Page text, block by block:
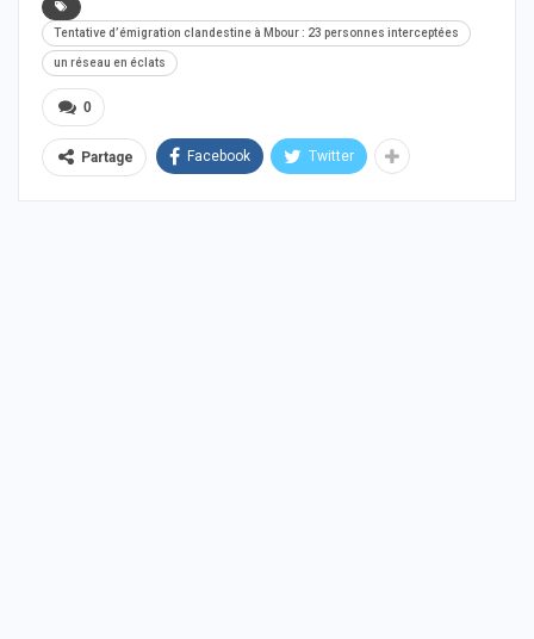
Tentative d’émigration clandestine à Mbour : 23 personnes interceptées
un réseau en éclats
0
Partage Facebook Twitter